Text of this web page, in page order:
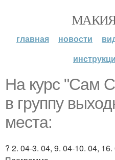
главная новости
На курс "Сам
в группу
места:
? 2. 04-3. 04, 9. 04-10. 04,